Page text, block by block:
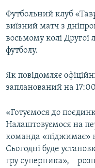
Усі сайти RFE/RL
Футбольний клуб
виїзний матч з
восьмому колі Другої
футболу.
Як повідомляє
запланований на
«Готуємося до
Налаштовуємося на
команда «піджимає»
Сьогодні буде
гру суперника», –